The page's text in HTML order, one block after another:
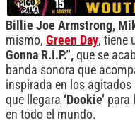
Billie Joe Armstrong,
mismo, Green Day, tiene
Gonna R.I.P.”, que se
banda sonora que
inspirada en los agitados
que llegara ‘Dookie’ para
en todo el mundo.